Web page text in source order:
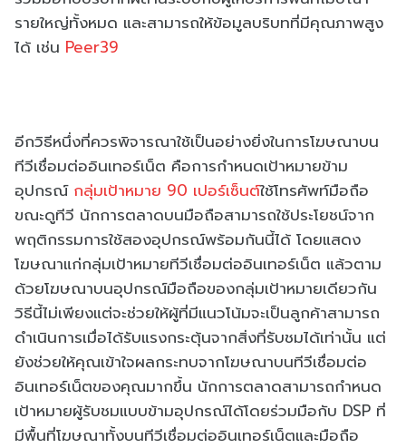
รายใหญ่ทั้งหมด และสามารถให้ข้อมูลบริบทที่มีคุณภาพสูง
ได้ เช่น Peer39
อีกวิธีหนึ่งที่ควรพิจารณาใช้เป็นอย่างยิ่งในการโฆษณาบน
ทีวีเชื่อมต่ออินเทอร์เน็ต คือการกำหนดเป้าหมายข้าม
อุปกรณ์ กลุ่มเป้าหมาย 90 เปอร์เซ็นต์ใช้โทรศัพท์มือถือ
ขณะดูทีวี นักการตลาดบนมือถือสามารถใช้ประโยชน์จาก
พฤติกรรมการใช้สองอุปกรณ์พร้อมกันนี้ได้ โดยแสดง
โฆษณาแก่กลุ่มเป้าหมายทีวีเชื่อมต่ออินเทอร์เน็ต แล้วตาม
ด้วยโฆษณาบนอุปกรณ์มือถือของกลุ่มเป้าหมายเดียวกัน
วิธีนี้ไม่เพียงแต่จะช่วยให้ผู้ที่มีแนวโน้มจะเป็นลูกค้าสามารถ
ดำเนินการเมื่อได้รับแรงกระตุ้นจากสิ่งที่รับชมได้เท่านั้น แต่
ยังช่วยให้คุณเข้าใจผลกระทบจากโฆษณาบนทีวีเชื่อมต่อ
อินเทอร์เน็ตของคุณมากขึ้น นักการตลาดสามารถกำหนด
เป้าหมายผู้รับชมแบบข้ามอุปกรณ์ได้โดยร่วมมือกับ DSP ที่
มีพื้นที่โฆษณาทั้งบนทีวีเชื่อมต่ออินเทอร์เน็ตและมือถือ